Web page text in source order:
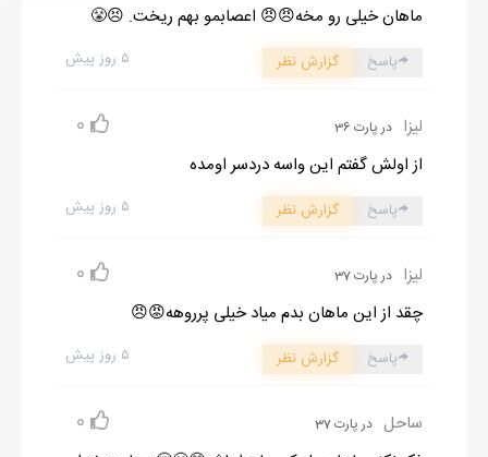
ماهان خیلی رو مخه😠😠 اعصابمو بهم ریخت. 😣😤
۵ روز پیش پاسخ گزارش نظر
لیزا در پارت 36 0
از اولش گفتم این واسه دردسر اومده
۵ روز پیش پاسخ گزارش نظر
لیزا در پارت 37 0
چقد از این ماهان بدم میاد خیلی پرروهه😡😠
۵ روز پیش پاسخ گزارش نظر
ساحل در پارت 37 0